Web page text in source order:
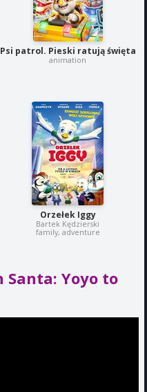
Psi patrol. Pieski ratują święta
animation
Orzełek Iggy
Bartek Kędzierski
family, adventure
Santa: Yoyo to